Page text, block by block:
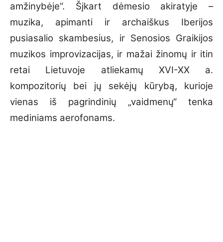
amžinybėje“. Šįkart dėmesio akiratyje –
muzika, apimanti ir archaiškus Iberijos
pusiasalio skambesius, ir Senosios Graikijos
muzikos improvizacijas, ir mažai žinomų ir itin
retai Lietuvoje atliekamų XVI-XX a.
kompozitorių bei jų sekėjų kūrybą, kurioje
vienas iš pagrindinių „vaidmenų“ tenka
mediniams aerofonams.